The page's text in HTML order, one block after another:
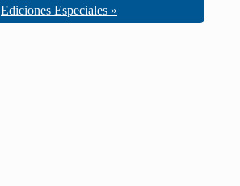
Ediciones Especiales »